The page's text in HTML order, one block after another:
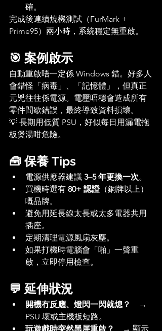
確。
完成後連續燒機測試（FurMark +
Prime95）兩小時，系統穩定無重啟。
🎯 案例啟示
自動重啟唔一定係 Windows 錯。好多人
會錯怪「病毒」、「記憶體」，但真正
元兇往往係電源。電壓唔穩會造成所有
零件間歇錯誤，最終導致資料損壞。
💡 長期用低質 PSU，好似每日用漏電拖
板煲湯咁危險。
🧰 保養 Tips
電源供應器建議 3–5 年更換一次。
買機時選有 80+ 認證（銅牌以上）
嘅品牌。
避免用延長線太長或太多電器共用
插座。
定期清理電源風扇灰塵。
如果打機時電腦會「啪」一聲重
啟，立即停用檢查。
💬 延伸狀況
開機冇反應、燈閃一閃就熄？
→
PSU 壞或主機板短路。
玩遊戲時突然黑屏重啟？
→ 顯示